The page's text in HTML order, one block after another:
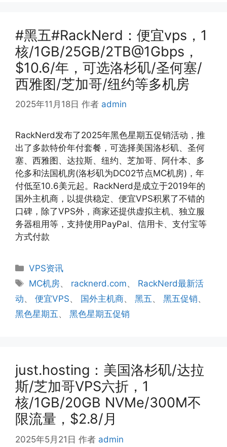
#黑五#RackNerd：便宜vps，1
核/1GB/25GB/2TB@1Gbps，
$10.6/年，可选洛杉矶/圣何塞/
西雅图/芝加哥/纽约等多机房
2025年11月18日 作者 admin
RackNerd发布了2025年黑色星期五促销活动，推
出了多款特价年付套餐，可选择美国洛杉矶、圣何
塞、西雅图、达拉斯、纽约、芝加哥、阿什本、多
伦多和法国机房(洛杉矶为DC02节点MC机房)，年
付低至10.6美元起。RackNerd是成立于2019年的
国外主机商，以提供稳定、便宜VPS积累了不错的
口碑，除了VPS外，商家还提供虚拟主机、独立服
务器租用等，支持使用PayPal、信用卡、支付宝等
方式付款
分
类
VPS资讯
标
签
MC机房、 racknerd.com、 RackNerd最新活
动、 便宜VPS、 国外主机商、 黑五、 黑五促销、
黑色星期五、 黑色星期五促销
just.hosting：美国洛杉矶/达拉
斯/芝加哥VPS六折，1
核/1GB/20GB NVMe/300M不
限流量，$2.8/月
2025年5月21日 作者 admin